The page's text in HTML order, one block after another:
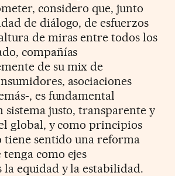
considero que, junto
de diálogo, de esfuerzos
de miras entre todos los
compañías
de su mix de
asociaciones
, es fundamental
sistema justo, transparente y
global, y como principios
tiene sentido una reforma
como ejes
la equidad y la estabilidad.